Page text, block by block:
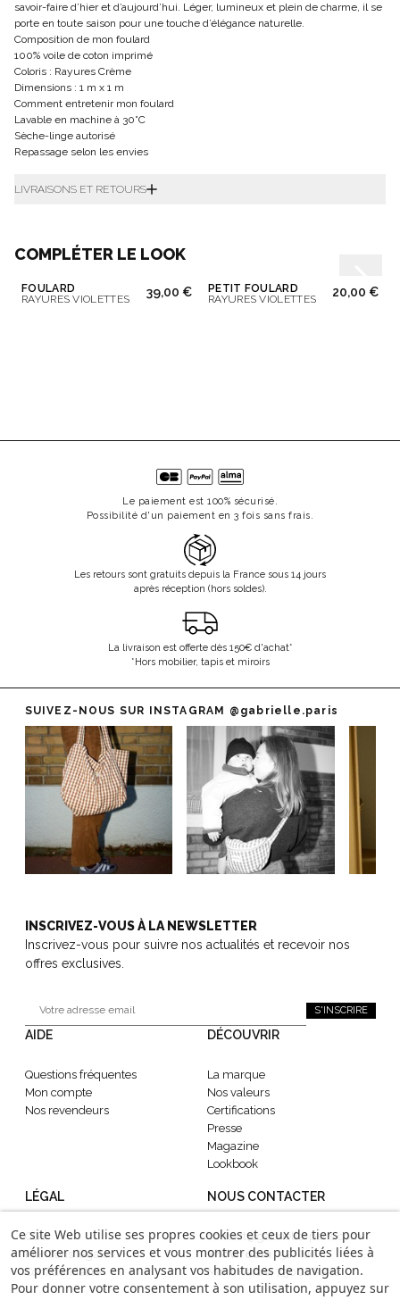
savoir-faire d’hier et d’aujourd’hui. Léger, lumineux et plein de charme, il se
porte en toute saison pour une touche d’élégance naturelle.
Composition de mon foulard
100% voile de coton imprimé
Coloris : Rayures Crème
Dimensions : 1 m x 1 m
Comment entretenir mon foulard
Lavable en machine à 30°C
Sèche-linge autorisé
Repassage selon les envies
LIVRAISONS ET RETOURS
COMPLÉTER LE LOOK
FOULARD
RAYURES VIOLETTES
39,00 €
PETIT FOULARD
RAYURES VIOLETTES
20,00 €
Le paiement est 100% sécurisé.
Possibilité d'un paiement en 3 fois sans frais.
Les retours sont gratuits depuis la France sous 14 jours
après réception (hors soldes).
La livraison est offerte dès 150€ d'achat*
*Hors mobilier, tapis et miroirs
SUIVEZ-NOUS SUR INSTAGRAM @gabrielle.paris
INSCRIVEZ-VOUS À LA NEWSLETTER
Inscrivez-vous pour suivre nos actualités et recevoir nos
offres exclusives.
S'INSCRIRE
AIDE
Questions fréquentes
Mon compte
Nos revendeurs
DÉCOUVRIR
La marque
Nos valeurs
Certifications
Presse
Magazine
Lookbook
LÉGAL
CGV
Mentions légales
Confidentialité
NOUS CONTACTER
contact@gabrielle-paris.com
Showroom : 52 Rue
Montmartre, 75002 Paris
Ce site Web utilise ses propres cookies et ceux de tiers pour
améliorer nos services et vous montrer des publicités liées à
vos préférences en analysant vos habitudes de navigation.
Pour donner votre consentement à son utilisation, appuyez sur